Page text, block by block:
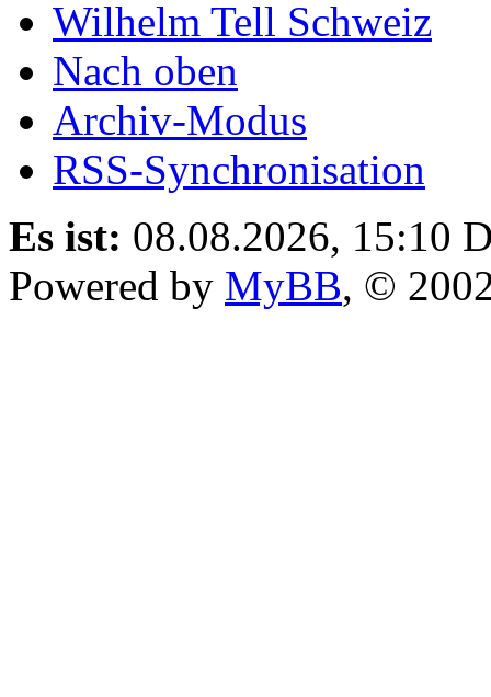
Wilhelm Tell Schweiz
Nach oben
Archiv-Modus
RSS-Synchronisation
Es ist: 08.08.2026, 15:10
Powered by MyBB, ©